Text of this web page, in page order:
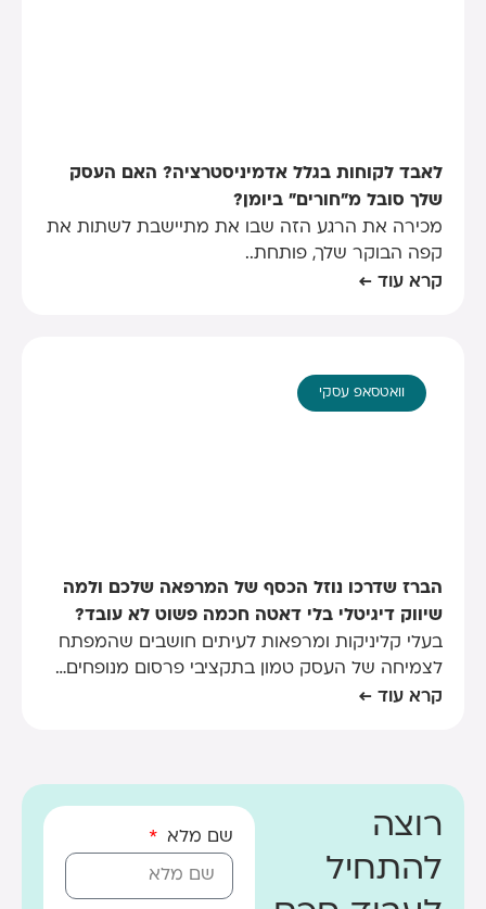
לאבד לקוחות בגלל אדמיניסטרציה? האם העסק
שלך סובל מ"חורים" ביומן?
מכירה את הרגע הזה שבו את מתיישבת לשתות את
קפה הבוקר שלך, פותחת..
קרא עוד ←
הברז שדרכו נוזל הכסף של המרפאה שלכם ולמה
שיווק דיגיטלי בלי דאטה חכמה פשוט לא עובד?
וואטסאפ עסקי
בעלי קליניקות ומרפאות לעיתים חושבים שהמפתח
לצמיחה של העסק טמון בתקציבי פרסום מנופחים…
קרא עוד ←
רוצה
להתחיל
שם מלא